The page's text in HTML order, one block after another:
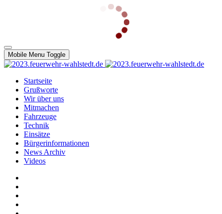
Mobile Menu Toggle
Startseite
Grußworte
Wir über uns
Mitmachen
Fahrzeuge
Technik
Einsätze
Bürgerinformationen
News Archiv
Videos